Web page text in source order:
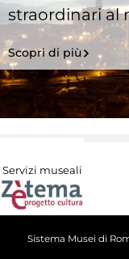
straordinari al
Scopri di più
Servizi museali
Sistema Musei di